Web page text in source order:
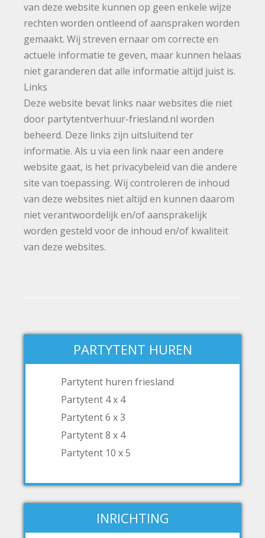
van deze website kunnen op geen enkele wijze
rechten worden ontleend of aanspraken worden
gemaakt. Wij streven ernaar om correcte en
actuele informatie te geven, maar kunnen helaas
niet garanderen dat alle informatie altijd juist is.
Links
Deze website bevat links naar websites die niet
door partytentverhuur-friesland.nl worden
beheerd. Deze links zijn uitsluitend ter
informatie. Als u via een link naar een andere
website gaat, is het privacybeleid van die andere
site van toepassing. Wij controleren de inhoud
van deze websites niet altijd en kunnen daarom
niet verantwoordelijk en/of aansprakelijk
worden gesteld voor de inhoud en/of kwaliteit
van deze websites.
PARTYTENT HUREN
Partytent huren friesland
Partytent 4 x 4
Partytent 6 x 3
Partytent 8 x 4
Partytent 10 x 5
INRICHTING